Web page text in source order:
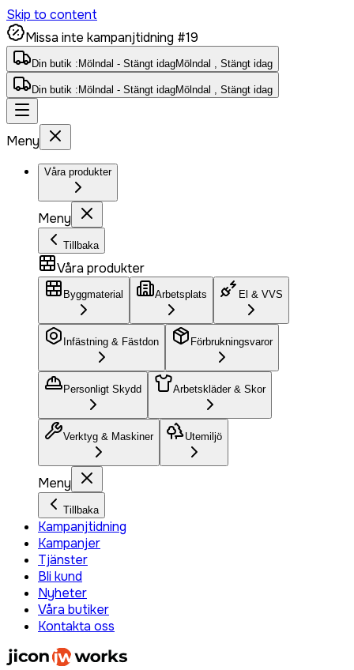
Skip to content
Missa inte kampanjtidning #19
Din butik : Mölndal - Stängt idagMölndal , Stängt idag
Din butik : Mölndal - Stängt idagMölndal , Stängt idag
Meny
Våra produkter
Meny
Tillbaka
Våra produkter
Byggmaterial Arbetsplats El & VVS
Infästning & Fästdon Förbrukningsvaror
Personligt Skydd Arbetskläder & Skor
Verktyg & Maskiner Utemiljö
Meny
Tillbaka
Kampanjtidning
Kampanjer
Tjänster
Bli kund
Nyheter
Våra butiker
Kontakta oss